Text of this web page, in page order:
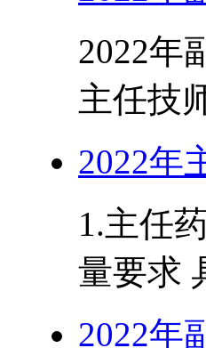
2022年
主任技
2022年
1.主任
量要求
2022年